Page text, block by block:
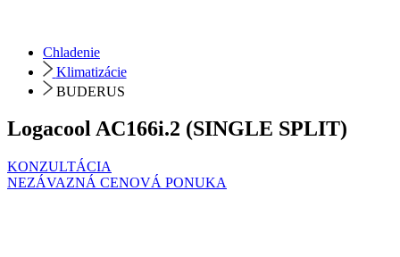
Chladenie
Klimatizácie
BUDERUS
Logacool AC166i.2 (SINGLE SPLIT)
KONZULTÁCIA
NEZÁVAZNÁ CENOVÁ PONUKA